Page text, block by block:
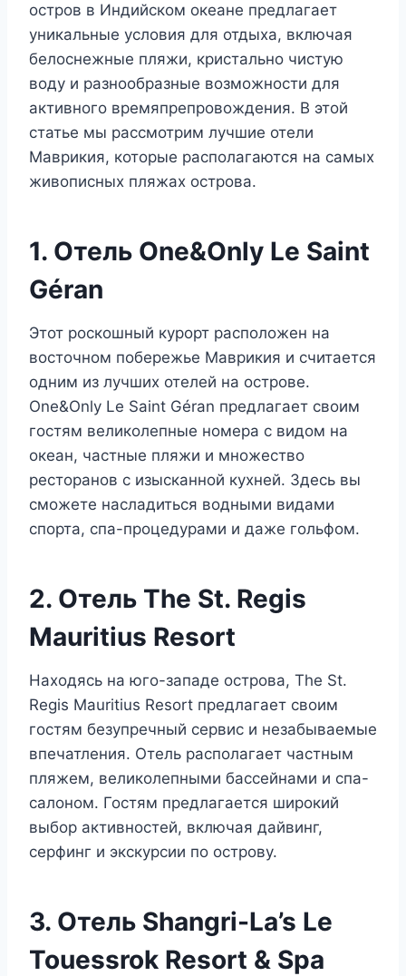
остров в Индийском океане предлагает
уникальные условия для отдыха, включая
белоснежные пляжи, кристально чистую
воду и разнообразные возможности для
активного времяпрепровождения. В этой
статье мы рассмотрим лучшие отели
Маврикия, которые располагаются на самых
живописных пляжах острова.
1. Отель One&Only Le Saint
Géran
Этот роскошный курорт расположен на
восточном побережье Маврикия и считается
одним из лучших отелей на острове.
One&Only Le Saint Géran предлагает своим
гостям великолепные номера с видом на
океан, частные пляжи и множество
ресторанов с изысканной кухней. Здесь вы
сможете насладиться водными видами
спорта, спа-процедурами и даже гольфом.
2. Отель The St. Regis
Mauritius Resort
Находясь на юго-западе острова, The St.
Regis Mauritius Resort предлагает своим
гостям безупречный сервис и незабываемые
впечатления. Отель располагает частным
пляжем, великолепными бассейнами и спа-
салоном. Гостям предлагается широкий
выбор активностей, включая дайвинг,
серфинг и экскурсии по острову.
3. Отель Shangri-La’s Le
Touessrok Resort & Spa